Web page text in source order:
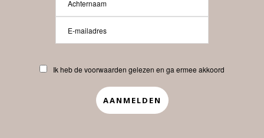
Beauty-Pro.nl
Abonneren Contact
APP
Ik heb de voorwaarden gelezen en ga ermee akkoord